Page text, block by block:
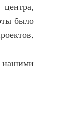
было
нашими